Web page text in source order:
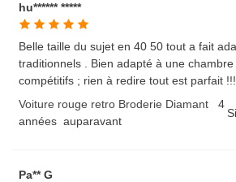
hu****** *****
Belle taille du sujet en 40 50 tout a fait
traditionnels . Bien adapté à une
compétitifs ; rien à redire tout est parfait
Voiture rouge retro Broderie Diamant
4
années auparavant
Pa** G